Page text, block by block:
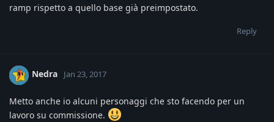
ramp rispetto a quello base già preimpostato.
Reply
Nedra Jan 23, 2017
Metto anche io alcuni personaggi che sto facendo per un
lavoro su commissione.